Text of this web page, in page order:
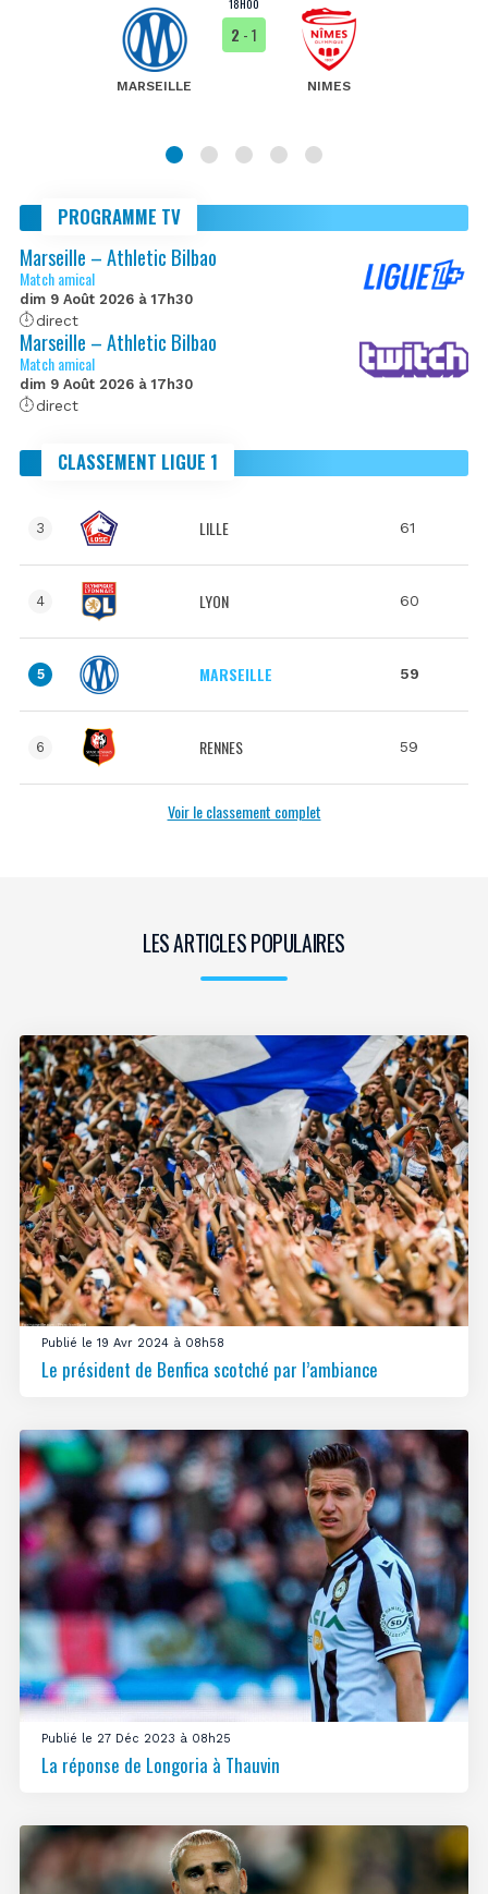
MARSEILLE
2 - 1
NIMES
PROGRAMME TV
Marseille – Athletic Bilbao
Match amical
dim 9 Août 2026 à 17h30
direct
Marseille – Athletic Bilbao
Match amical
dim 9 Août 2026 à 17h30
direct
CLASSEMENT LIGUE 1
3 LILLE 61
4 LYON 60
5 MARSEILLE 59
6 RENNES 59
Voir le classement complet
LES ARTICLES POPULAIRES
Publié le 19 Avr 2024 à 08h58
Le président de Benfica scotché par l’ambiance
Publié le 27 Déc 2023 à 08h25
La réponse de Longoria à Thauvin